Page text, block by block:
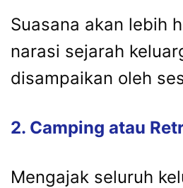
Suasana akan lebih
narasi sejarah
disampaikan oleh
2. Camping atau
Mengajak seluruh